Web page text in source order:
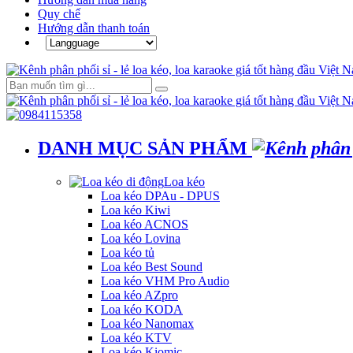
Quy chế
Hướng dẫn thanh toán
DANH MỤC SẢN PHẨM
Loa kéo
Loa kéo DPAu - DPUS
Loa kéo Kiwi
Loa kéo ACNOS
Loa kéo Lovina
Loa kéo tủ
Loa kéo Best Sound
Loa kéo VHM Pro Audio
Loa kéo AZpro
Loa kéo KODA
Loa kéo Nanomax
Loa kéo KTV